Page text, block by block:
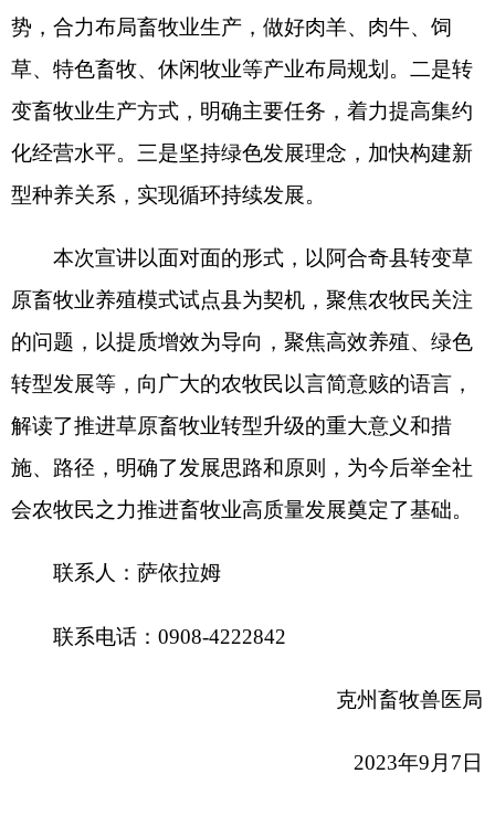
克州畜牧兽医局
2023年9月7日
分享:
解读文章
关于印发《自治州贯彻落实〈新疆草原畜牧业转型
知
各县（市）网站 媒体
地州市政府 区政府部门
省区市政府
新ICP备2022000247号